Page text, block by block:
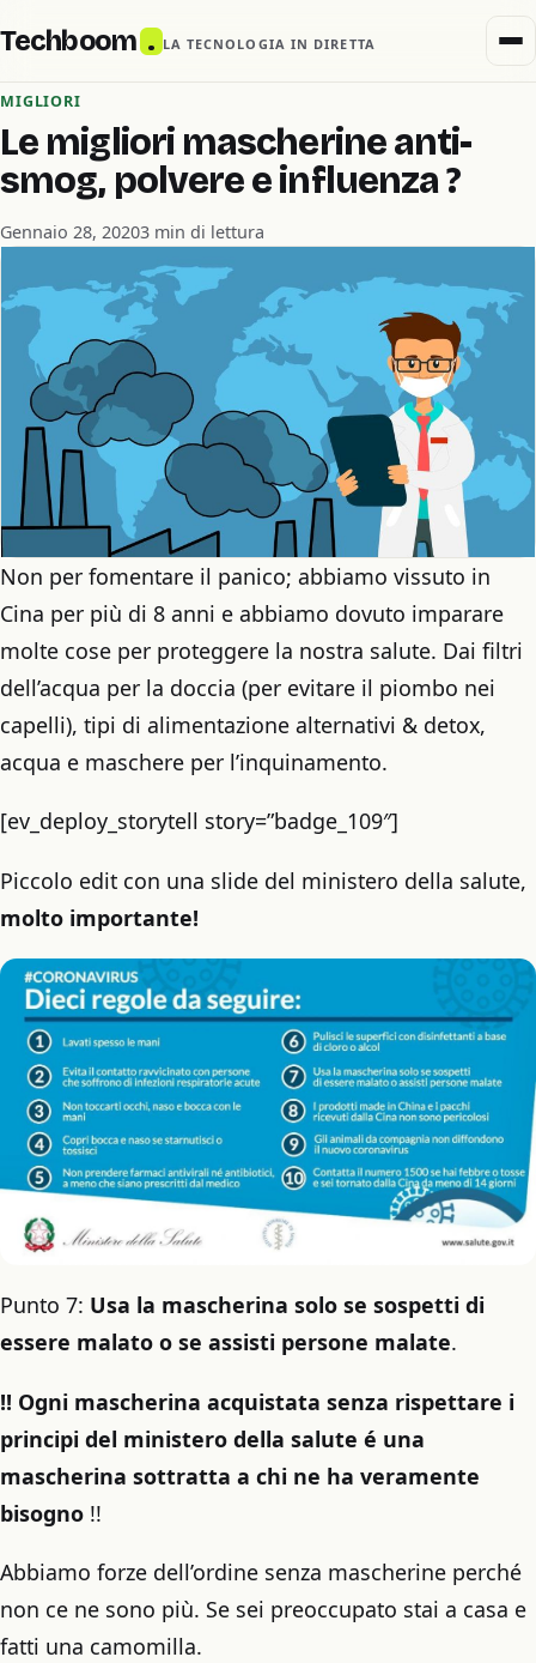
Techboom . LA TECNOLOGIA IN DIRETTA
MIGLIORI
Le migliori mascherine anti-
smog, polvere e influenza ?
Gennaio 28, 20203 min di lettura
Non per fomentare il panico; abbiamo vissuto in
Cina per più di 8 anni e abbiamo dovuto imparare
molte cose per proteggere la nostra salute. Dai filtri
dell’acqua per la doccia (per evitare il piombo nei
capelli), tipi di alimentazione alternativi & detox,
acqua e maschere per l’inquinamento.
[ev_deploy_storytell story=”badge_109″]
Piccolo edit con una slide del ministero della salute,
molto importante!
Punto 7: Usa la mascherina solo se sospetti di
essere malato o se assisti persone malate.
!! Ogni mascherina acquistata senza rispettare i
principi del ministero della salute é una
mascherina sottratta a chi ne ha veramente
bisogno !!
Abbiamo forze dell’ordine senza mascherine perché
non ce ne sono più. Se sei preoccupato stai a casa e
fatti una camomilla.